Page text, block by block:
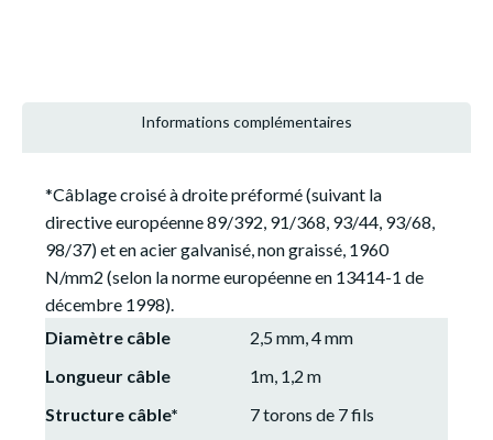
Informations complémentaires
*Câblage croisé à droite préformé (suivant la
directive européenne 89/392, 91/368, 93/44, 93/68,
98/37) et en acier galvanisé, non graissé, 1960
N/mm2 (selon la norme européenne en 13414-1 de
décembre 1998).
Diamètre câble
2,5 mm, 4 mm
Longueur câble
1m, 1,2 m
Structure câble*
7 torons de 7 fils